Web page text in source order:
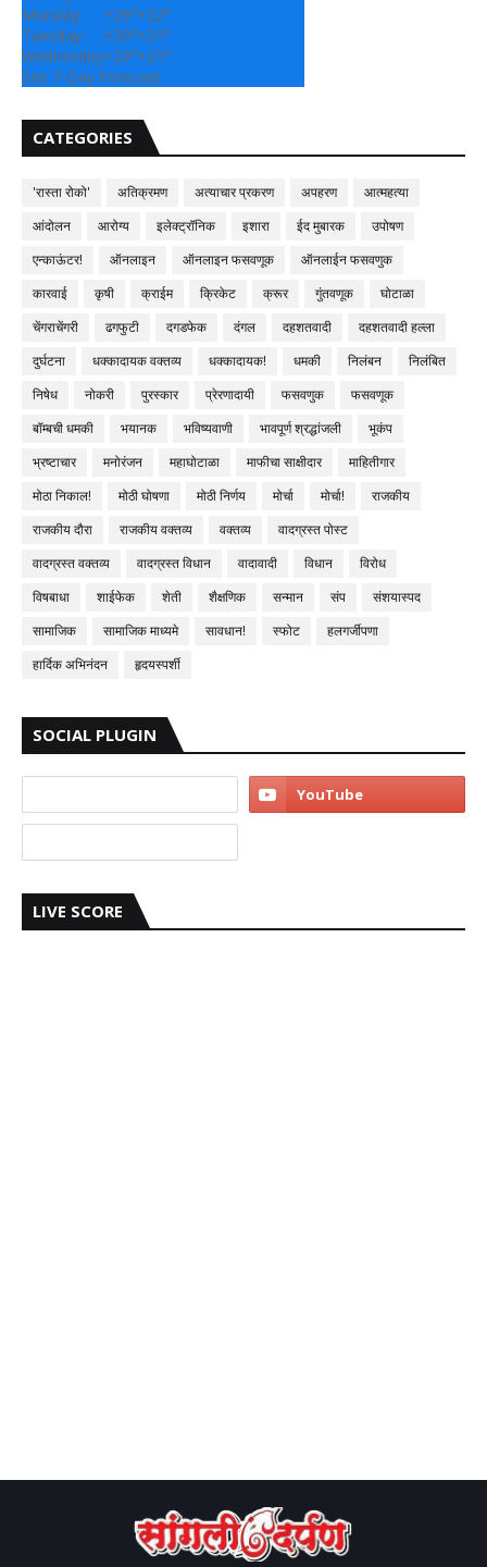
Monday
+29°+22°
Tuesday
+30°+21°
Wednesday+29°+21°
See 7-Day Forecast
CATEGORIES
'रास्ता रोको' अतिक्रमण अत्याचार प्रकरण अपहरण
आत्महत्या
आंदोलन
आरोग्य इलेक्ट्रॉनिक इशारा ईद मुबारक
उपोषण
एन्काऊंटर!
ऑनलाइन ऑनलाइन फसवणूक
ऑनलाईन फसवणुक
कारवाई
कृषी क्राईम क्रिकेट क्रूर गुंतवणूक
घोटाळा
चेंगराचेंगरी
ढगफुटी दगडफेक दंगल दहशतवादी
दहशतवादी हल्ला
दुर्घटना
धक्कादायक वक्तव्य धक्कादायक! धमकी निलंबन
निलंबित
निषेध
नोकरी पुरस्कार प्रेरणादायी फसवणुक
फसवणूक
बॉम्बची धमकी
भयानक भविष्यवाणी भावपूर्ण श्रद्धांजली
भूकंप
भ्रष्टाचार
मनोरंजन महाघोटाळा माफीचा साक्षीदार
माहितीगार
मोठा निकाल!
मोठी घोषणा मोठी निर्णय मोर्चा मोर्चा!
राजकीय
राजकीय दौरा
राजकीय वक्तव्य वक्तव्य
वादग्रस्त पोस्ट
वादग्रस्त वक्तव्य
वादग्रस्त विधान वादावादी विधान
विरोध
विषबाधा
शाईफेक शेती शैक्षणिक सन्मान संप
संशयास्पद
सामाजिक
सामाजिक माध्यमे सावधान! स्फोट
हलगर्जीपणा
हार्दिक अभिनंदन
हृदयस्पर्शी
SOCIAL PLUGIN
LIVE SCORE